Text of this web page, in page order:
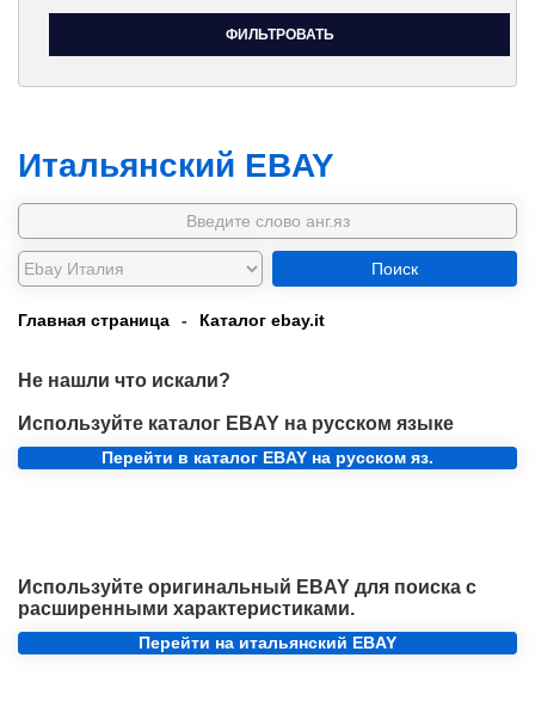
Итальянский EBAY
Поиск
Главная страница - Каталог ebay.it
Не нашли что искали?
Используйте каталог EBAY на русском языке
Перейти в каталог EBAY на русском яз.
Используйте оригинальный EBAY для поиска с
расширенными характеристиками.
Перейти на итальянский EBAY